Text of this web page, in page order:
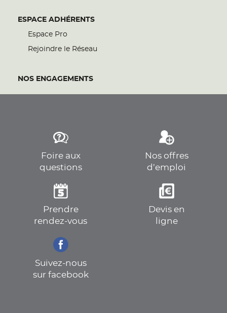
ESPACE ADHÉRENTS
Espace Pro
Rejoindre le Réseau
NOS ENGAGEMENTS
Foire aux
questions
Nos offres
d’emploi
Prendre
rendez-vous
Devis en
ligne
Suivez-nous
sur facebook